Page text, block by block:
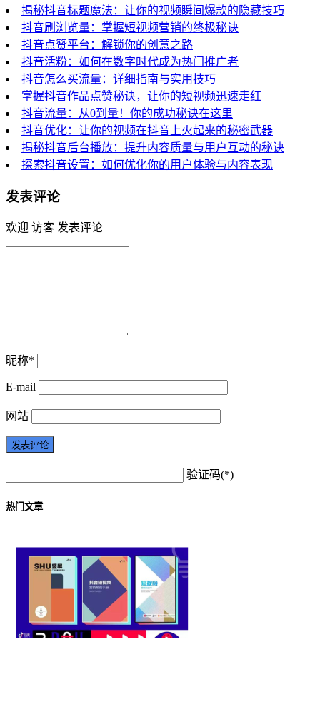
揭秘抖音标题魔法：让你的视频瞬间爆款的隐藏技巧
抖音刷浏览量：掌握短视频营销的终极秘诀
抖音点赞平台：解锁你的创意之路
抖音活粉：如何在数字时代成为热门推广者
抖音怎么买流量：详细指南与实用技巧
掌握抖音作品点赞秘诀，让你的短视频迅速走红
抖音流量：从0到量！你的成功秘诀在这里
抖音优化：让你的视频在抖音上火起来的秘密武器
揭秘抖音后台播放：提升内容质量与用户互动的秘诀
探索抖音设置：如何优化你的用户体验与内容表现
发表评论
欢迎 访客 发表评论
昵称*
E-mail
网站
验证码(*)
热门文章